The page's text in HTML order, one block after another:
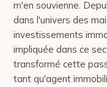
m'en souvienne.
dans l'univers des
investissements
impliquée dans ce
transformé cette
tant qu'agent